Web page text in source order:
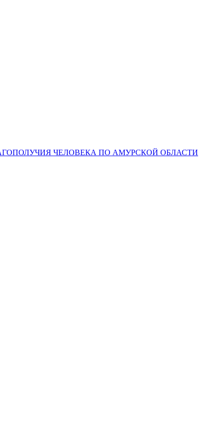
ЧЕЛОВЕКА ПО АМУРСКОЙ ОБЛАСТИ